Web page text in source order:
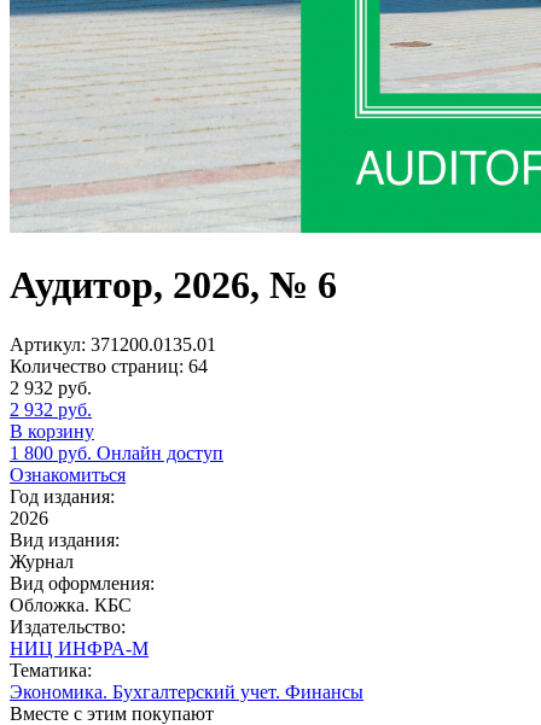
Аудитор, 2026, № 6
Артикул: 371200.0135.01
Количество страниц: 64
2 932 руб.
2 932 руб.
В корзину
1 800 руб. Онлайн доступ
Ознакомиться
Год издания:
2026
Вид издания:
Журнал
Вид оформления:
Обложка. КБС
Издательство:
НИЦ ИНФРА-М
Тематика:
Экономика. Бухгалтерский учет. Финансы
Вместе с этим покупают